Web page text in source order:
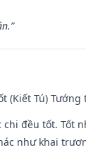
(Kiết Tú)
chi đều tốt. Tốt
như khai